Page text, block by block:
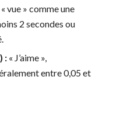
vue » comme une
2 secondes ou
:« J’aime »,
entre 0,05 et